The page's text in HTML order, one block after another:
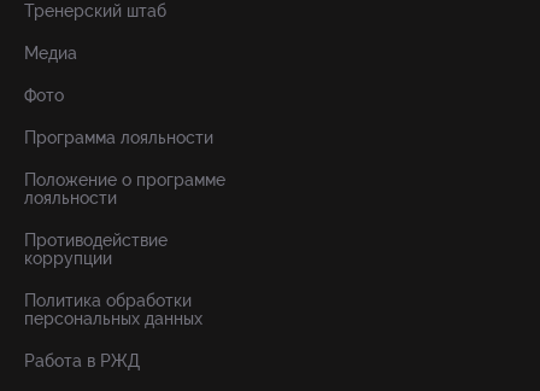
Тренерский штаб
Медиа
Фото
Программа лояльности
Положение о программе
лояльности
Противодействие
коррупции
Политика обработки
персональных данных
Работа в РЖД